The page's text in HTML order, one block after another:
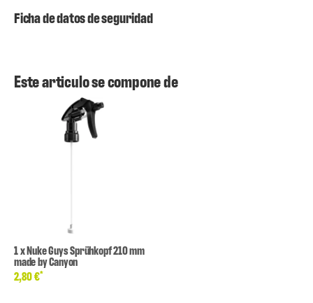
Ficha de datos de seguridad
Este articulo se compone de
1xNuke Guys Sprühkopf 210 mm
made by Canyon
2,80 €*